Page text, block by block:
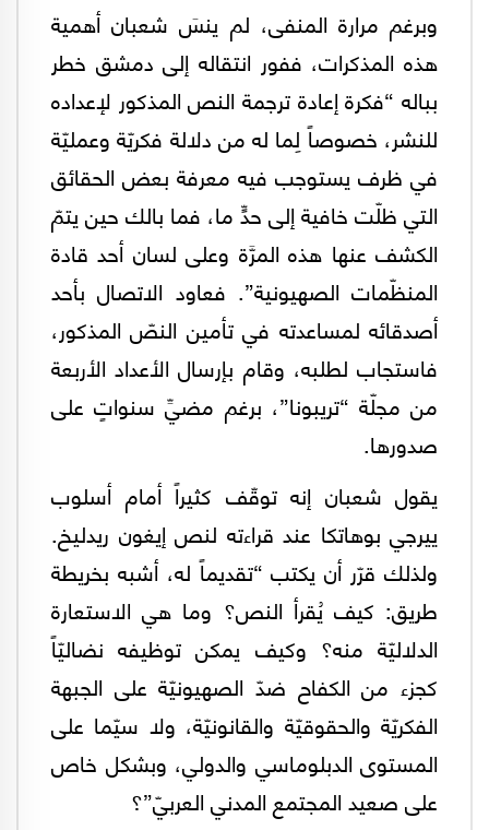
وبرغم مرارة المنفى، لم ينسَ شعبان أهمية
هذه المذكرات، ففور انتقاله إلى دمشق خطر
بباله “فكرة إعادة ترجمة النص المذكور لإعداده
للنشر، خصوصاً لِما له من دلالة فكريّة وعمليّة
في ظرف يستوجب فيه معرفة بعض الحقائق
التي ظلّت خافية إلى حدٍّ ما، فما بالك حين يتمّ
الكشف عنها هذه المرَّة وعلى لسان أحد قادة
المنظّمات الصهيونية”. فعاود الاتصال بأحد
أصدقائه لمساعدته في تأمين النصّ المذكور،
فاستجاب لطلبه، وقام بإرسال الأعداد الأربعة
من مجلّة “تريبونا”، برغم مضيِّ سنواتٍ على
صدورها.
يقول شعبان إنه توقّف كثيراً أمام أسلوب
ييرجي بوهاتكا عند قراءته لنص إيغون ريدليخ.
ولذلك قرّر أن يكتب “تقديماً له، أشبه بخريطة
طريق: كيف يُقرأ النص؟ وما هي الاستعارة
الدلاليّة منه؟ وكيف يمكن توظيفه نضاليّاً
كجزء من الكفاح ضدّ الصهيونيّة على الجبهة
الفكريّة والحقوقيّة والقانونيّة، ولا سيّما على
المستوى الدبلوماسي والدولي، وبشكل خاص
على صعيد المجتمع المدني العربيّ”؟